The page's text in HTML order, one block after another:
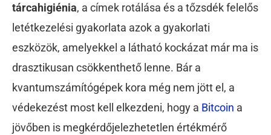
tárcahigiénia, a címek rotálása és a tőzsdék felelős
letétkezelési gyakorlata azok a gyakorlati
eszközök, amelyekkel a látható kockázat már ma is
drasztikusan csökkenthető lenne. Bár a
kvantumszámítógépek kora még nem jött el, a
védekezést most kell elkezdeni, hogy a Bitcoin a
jövőben is megkérdőjelezhetetlen értékmérő